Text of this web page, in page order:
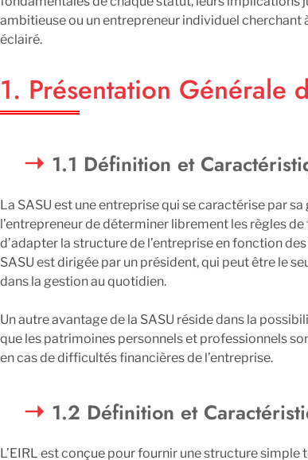
ambitieuse ou un entrepreneur individuel
éclairé.
1. Présentation Générale
1.1 Définition et
La SASU est une entreprise qui se caractérise par
l’entrepreneur de déterminer librement les règles
d’adapter la structure de l’entreprise en fonction
SASU est dirigée par un président, qui peut être le
dans la gestion au quotidien.
Un autre avantage de la SASU réside dans la
que les patrimoines personnels et professionnels
en cas de difficultés financières de l’entreprise.
1.2 Définition et
L’EIRL est conçue pour fournir une structure